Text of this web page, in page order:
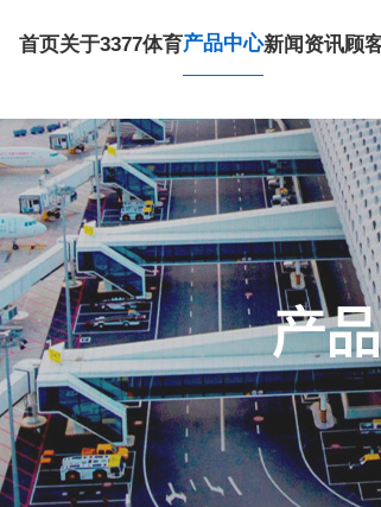
首页关于3377体育产品中心新闻资讯顾